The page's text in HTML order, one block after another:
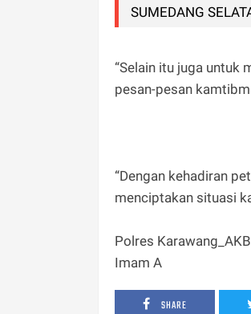
SUMEDANG
“Selain itu juga untuk
pesan-pesan
“Dengan kehadiran
menciptakan situasi
Polres
Imam A
SHARE